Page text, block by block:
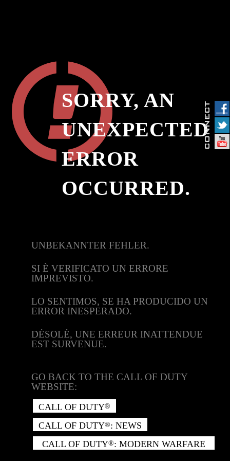
SORRY, AN
UNEXPECTED
ERROR
OCCURRED.
UNBEKANNTER FEHLER.
SI È VERIFICATO UN ERRORE
IMPREVISTO.
LO SENTIMOS, SE HA PRODUCIDO UN
ERROR INESPERADO.
DÉSOLÉ, UNE ERREUR INATTENDUE
EST SURVENUE.
GO BACK TO THE CALL OF DUTY
WEBSITE:
CALL OF DUTY®
CALL OF DUTY®: NEWS
CALL OF DUTY®: MODERN WARFARE